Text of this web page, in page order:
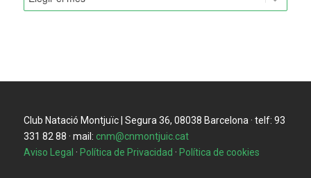
Club Natació Montjuïc | Segura 36, 08038 Barcelona · telf: 93
331 82 88 · mail: cnm@cnmontjuic.cat
Aviso Legal · Política de Privacidad · Política de cookies